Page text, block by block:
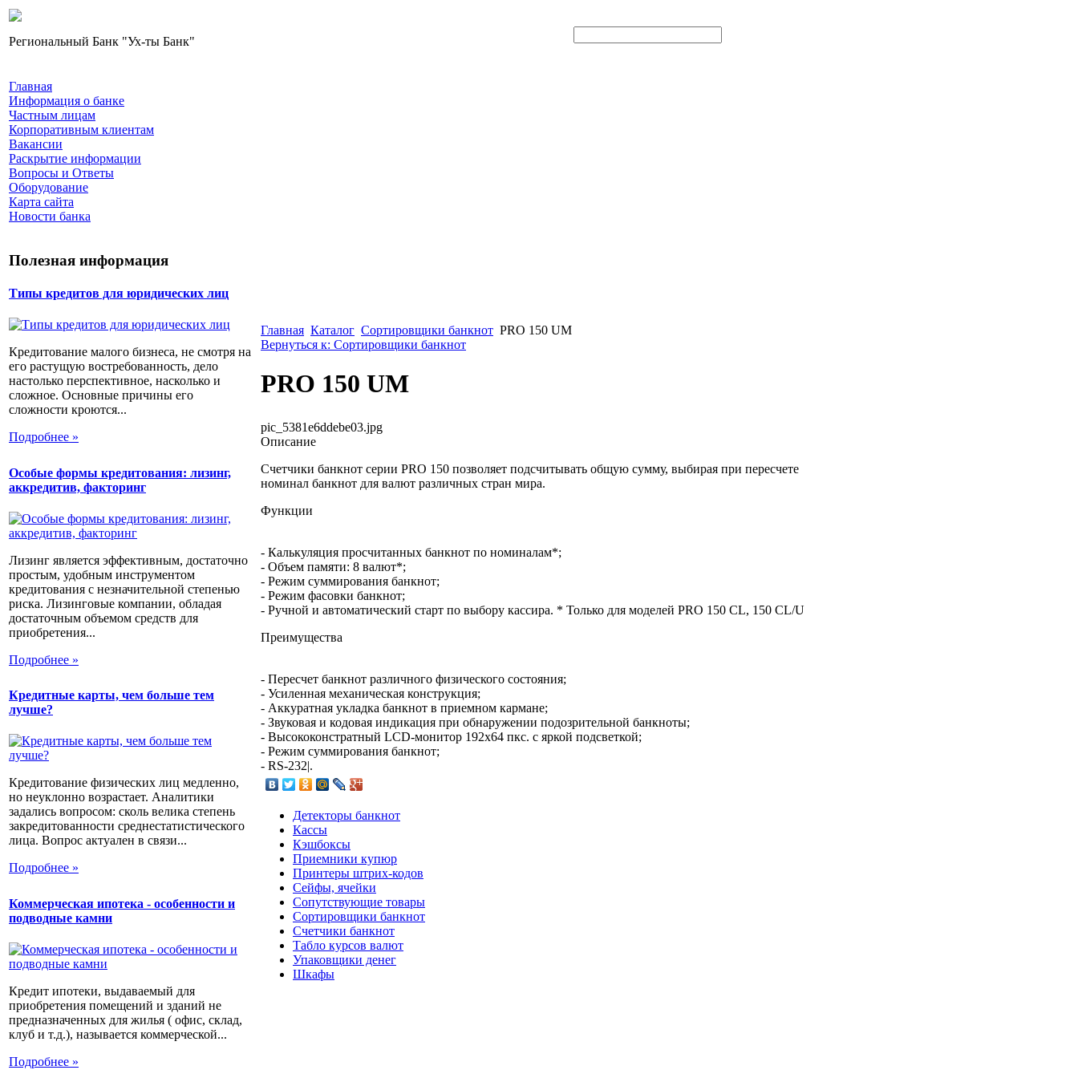
Региональный Банк "Ух-ты Банк"
Главная
Информация о банке
Частным лицам
Корпоративным клиентам
Вакансии
Раскрытие информации
Вопросы и Ответы
Оборудование
Карта сайта
Новости банка
Полезная информация
Типы кредитов для юридических лиц
Кредитование малого бизнеса, не смотря на
его растущую востребованность, дело
настолько перспективное, насколько и
сложное. Основные причины его
сложности кроются...
Подробнее »
Особые формы кредитования: лизинг,
аккредитив, факторинг
Лизинг является эффективным, достаточно
простым, удобным инструментом
кредитования с незначительной степенью
риска. Лизинговые компании, обладая
достаточным объемом средств для
приобретения...
Подробнее »
Кредитные карты, чем больше тем
лучше?
Кредитование физических лиц медленно,
но неуклонно возрастает. Аналитики
задались вопросом: сколь велика степень
закредитованности среднестатистического
лица. Вопрос актуален в связи...
Подробнее »
Коммерческая ипотека - особенности и
подводные камни
Кредит ипотеки, выдаваемый для
приобретения помещений и зданий не
предназначенных для жилья ( офис, склад,
клуб и т.д.), называется коммерческой...
Подробнее »
Главная Каталог Сортировщики банкнот PRO 150 UM
Вернуться к: Сортировщики банкнот
PRO 150 UM
pic_5381e6ddebe03.jpg
Описание
Счетчики банкнот серии PRO 150 позволяет подсчитывать общую сумму, выбирая при пересчете
номинал банкнот для валют различных стран мира.
Функции
- Калькуляция просчитанных банкнот по номиналам*;
- Объем памяти: 8 валют*;
- Режим суммирования банкнот;
- Режим фасовки банкнот;
- Ручной и автоматический старт по выбору кассира. * Только для моделей PRO 150 CL, 150 CL/U
Преимущества
- Пересчет банкнот различного физического состояния;
- Усиленная механическая конструкция;
- Аккуратная укладка банкнот в приемном кармане;
- Звуковая и кодовая индикация при обнаружении подозрительной банкноты;
- Высококонстратный LCD-монитор 192х64 пкс. с яркой подсветкой;
- Режим суммирования банкнот;
- RS-232|.
Детекторы банкнот
Кассы
Кэшбоксы
Приемники купюр
Принтеры штрих-кодов
Сейфы, ячейки
Сопутствующие товары
Сортировщики банкнот
Счетчики банкнот
Табло курсов валют
Упаковщики денег
Шкафы